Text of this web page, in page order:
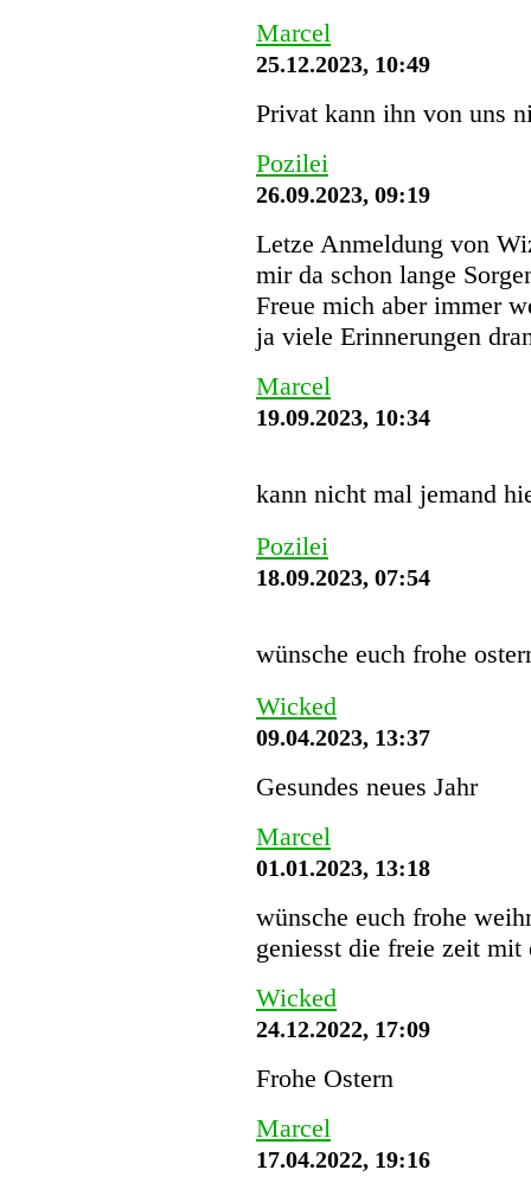
Marcel
25.12.2023, 10:49
Privat kann ihn von uns
Pozilei
26.09.2023, 09:19
Letze Anmeldung von
mir da schon lange
Freue mich aber immer
ja viele Erinnerungen
Marcel
19.09.2023, 10:34
kann nicht mal jemand
Pozilei
18.09.2023, 07:54
wünsche euch frohe
Wicked
09.04.2023, 13:37
Gesundes neues Jahr
Marcel
01.01.2023, 13:18
wünsche euch frohe
geniesst die freie zeit mit
Wicked
24.12.2022, 17:09
Frohe Ostern
Marcel
17.04.2022, 19:16